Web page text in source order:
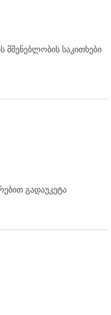
მშენებლობის საკითხები
გადაუკეტა